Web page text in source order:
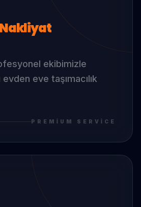
Nakliyat
ekibimizle
evden eve taşımacılık
PREMIUM SERVICE